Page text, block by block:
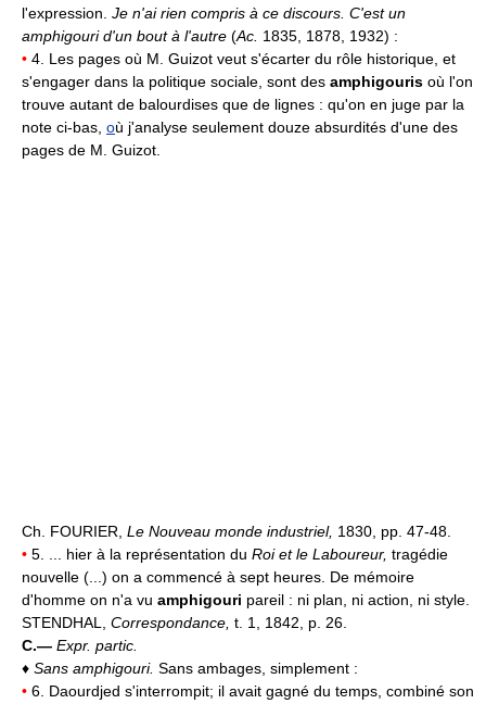
l'expression. Je n'ai rien compris à ce discours. C'est un
amphigouri d'un bout à l'autre (Ac. 1835, 1878, 1932) :
• 4. Les pages où M. Guizot veut s'écarter du rôle historique, et
s'engager dans la politique sociale, sont des amphigouris où l'on
trouve autant de balourdises que de lignes : qu'on en juge par la
note ci-bas, où j'analyse seulement douze absurdités d'une des
pages de M. Guizot.
Ch. FOURIER, Le Nouveau monde industriel, 1830, pp. 47-48.
• 5. ... hier à la représentation du Roi et le Laboureur, tragédie
nouvelle (...) on a commencé à sept heures. De mémoire
d'homme on n'a vu amphigouri pareil : ni plan, ni action, ni style.
STENDHAL, Correspondance, t. 1, 1842, p. 26.
C.— Expr. partic.
♦ Sans amphigouri. Sans ambages, simplement :
• 6. Daourdjed s'interrompit; il avait gagné du temps, combiné son